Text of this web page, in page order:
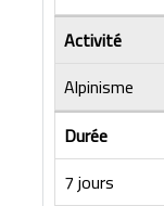
Activité
Alpinisme
Durée
7 jours